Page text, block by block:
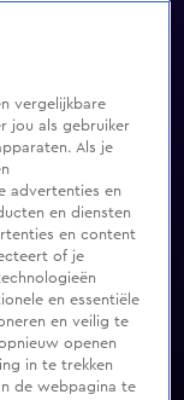
vergelijkbare
jou als gebruiker
Als je
advertenties en
en diensten
en content
of je
en essentiële
en veilig te
openen
in te trekken
de webpagina te